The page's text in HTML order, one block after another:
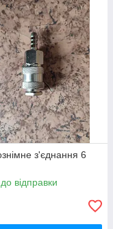
з'єднання 6
відправки